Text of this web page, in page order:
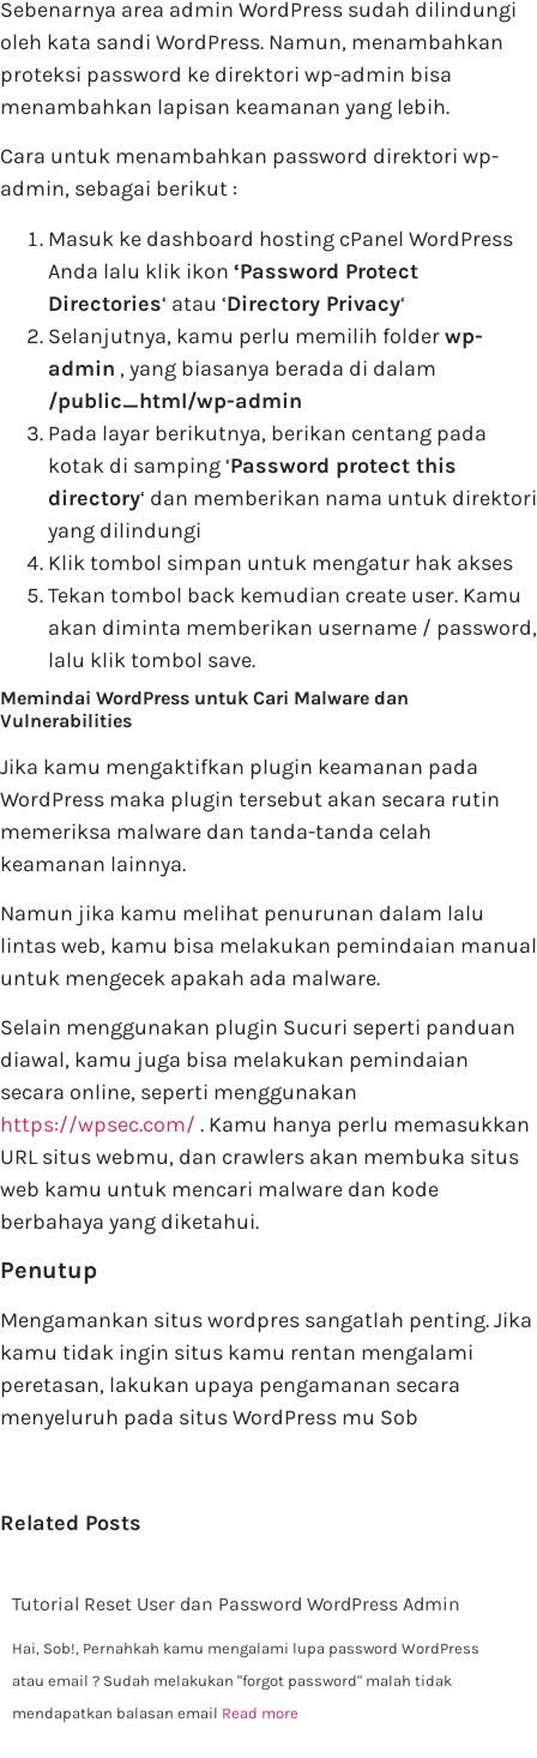
Sebenarnya area admin WordPress sudah dilindungi
oleh kata sandi WordPress. Namun, menambahkan
proteksi password ke direktori wp-admin bisa
menambahkan lapisan keamanan yang lebih.
Cara untuk menambahkan password direktori wp-
admin, sebagai berikut :
Masuk ke dashboard hosting cPanel WordPress
Anda lalu klik ikon ‘Password Protect
Directories‘ atau ‘Directory Privacy‘
Selanjutnya, kamu perlu memilih folderwp-
admin , yang biasanya berada di dalam
/public_html/wp-admin
Pada layar berikutnya, berikan centang pada
kotak di samping ‘Password protect this
directory‘ dan memberikan nama untuk direktori
yang dilindungi
Klik tombol simpan untuk mengatur hak akses
Tekan tombol back kemudian create user. Kamu
akan diminta memberikan username / password,
lalu klik tombol save.
Memindai WordPress untuk Cari Malware dan
Vulnerabilities
Jika kamu mengaktifkan plugin keamanan pada
WordPress maka plugin tersebut akan secara rutin
memeriksa malware dan tanda-tanda celah
keamanan lainnya.
Namun jika kamu melihat penurunan dalam lalu
lintas web, kamu bisa melakukan pemindaian manual
untuk mengecek apakah ada malware.
Selain menggunakan plugin Sucuri seperti panduan
diawal, kamu juga bisa melakukan pemindaian
secara online, seperti menggunakan
https://wpsec.com/ . Kamu hanya perlu memasukkan
URL situs webmu, dan crawlers akan membuka situs
web kamu untuk mencari malware dan kode
berbahaya yang diketahui.
Penutup
Mengamankan situs wordpres sangatlah penting. Jika
kamu tidak ingin situs kamu rentan mengalami
peretasan, lakukan upaya pengamanan secara
menyeluruh pada situs WordPress mu Sob
Related Posts
Tutorial Reset User dan Password WordPress Admin
Hai, Sob!, Pernahkah kamu mengalami lupa password WordPress
atau email ? Sudah melakukan "forgot password" malah tidak
mendapatkan balasan email Read more